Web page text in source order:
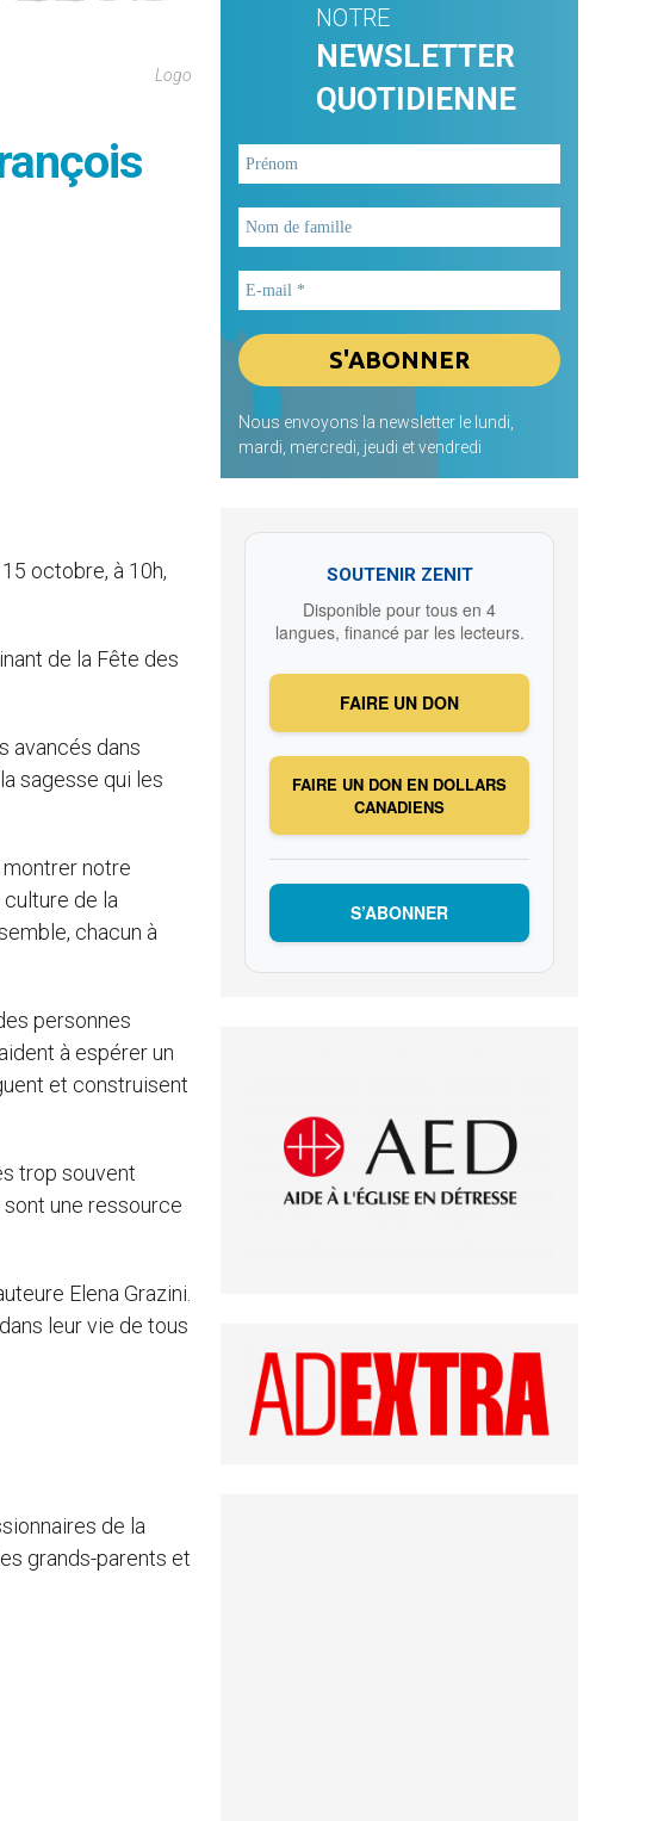
Logo
octobre, à 10h,
de la Fête des
avancés dans
sagesse qui les
montrer notre
de la
chacun à
personnes
à espérer un
et construisent
trop souvent
une ressource
Elena Grazini.
leur vie de tous
de la
grands-parents et
NOTRE
NEWSLETTER
QUOTIDIENNE
Nous envoyons la newsletter le lundi,
mardi, mercredi, jeudi et vendredi
SOUTENIR ZENIT
Disponible pour tous en 4
langues, financé par les lecteurs.
FAIRE UN DON
FAIRE UN DON EN DOLLARS
CANADIENS
S’ABONNER